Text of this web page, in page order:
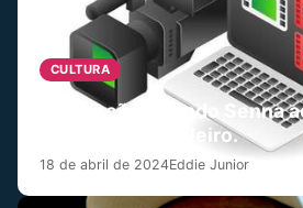
CULTURA
Premiação Orlando Senna
Metragem Brasileiro.
18 de abril de 2024Eddie Junior